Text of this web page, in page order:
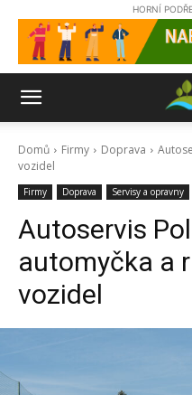
HORNÍ
Domů Firmy Doprava
vozidel
Firmy Doprava Servisy a opravny
Autoservis
automyčka a
vozidel